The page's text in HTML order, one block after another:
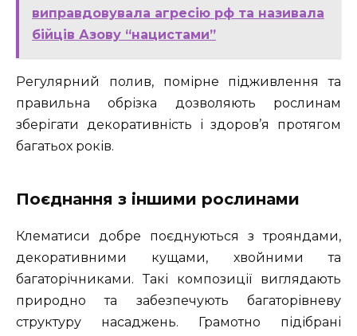
виправдовувала агресію рф та називала
бійців Азову “нацистами”
Регулярний полив, помірне підживлення та
правильна обрізка дозволяють рослинам
зберігати декоративність і здоров’я протягом
багатьох років.
Поєднання з іншими рослинами
Клематиси добре поєднуються з трояндами,
декоративними кущами, хвойними та
багаторічниками. Такі композиції виглядають
природно та забезпечують багаторівневу
структуру насаджень. Грамотно підібрані